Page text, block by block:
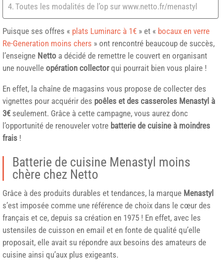
Toutes les modalités de l’op sur www.netto.fr/menastyl
Puisque ses offres « plats Luminarc à 1€ » et « bocaux en verre
Re-Generation moins chers » ont rencontré beaucoup de succès,
l’enseigne Netto a décidé de remettre le couvert en organisant
une nouvelle opération collectorqui pourrait bien vous plaire !
En effet, la chaîne de magasins vous propose de collecter des
vignettes pour acquérir des poêles et des casseroles Menastyl à
3€ seulement. Grâce à cette campagne, vous aurez donc
l’opportunité de renouveler votre batterie de cuisine à moindres
frais !
Batterie de cuisine Menastyl moins
chère chez Netto
Grâce à des produits durables et tendances, la marque Menastyl
s’est imposée comme une référence de choix dans le cœur des
français et ce, depuis sa création en 1975 ! En effet, avec les
ustensiles de cuisson en email et en fonte de qualité qu’elle
proposait, elle avait su répondre aux besoins des amateurs de
cuisine ainsi qu’aux plus exigeants.